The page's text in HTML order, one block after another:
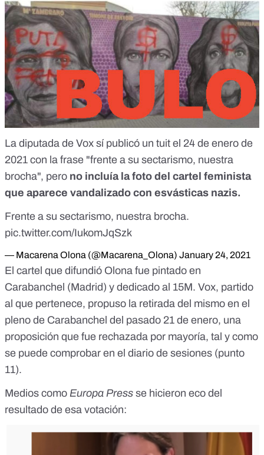
La diputada de Vox sí publicó un tuit el 24 de enero de
2021 con la frase "frente a su sectarismo, nuestra
brocha", pero no incluía la foto del cartel feminista
que aparece vandalizado con esvásticas nazis.
Frente a su sectarismo, nuestra brocha.
pic.twitter.com/IukomJqSzk
— Macarena Olona (@Macarena_Olona) January 24, 2021
El cartel que difundió Olona fue pintado en
Carabanchel (Madrid) y dedicado al 15M. Vox, partido
al que pertenece, propuso la retirada del mismo en el
pleno de Carabanchel del pasado 21 de enero, una
proposición que fue rechazada por mayoría, tal y como
se puede comprobar en el diario de sesiones (punto
11).
Medios como Europa Press se hicieron eco del
resultado de esa votación: